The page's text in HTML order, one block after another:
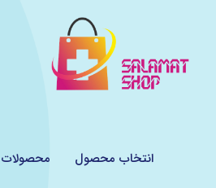
انتخاب محصول محصولات